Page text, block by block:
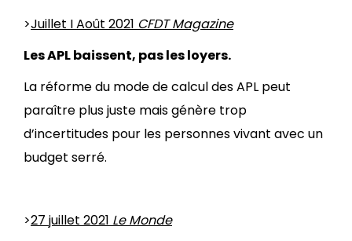
>Juillet I Août 2021 CFDT Magazine
Les APL baissent, pas les loyers.
La réforme du mode de calcul des APL peut
paraître plus juste mais génère trop
d’incertitudes pour les personnes vivant avec un
budget serré.
>27 juillet 2021 Le Monde